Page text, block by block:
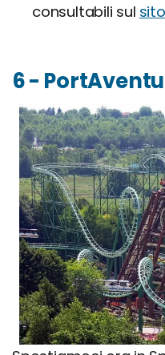
consultabili sul
6 -